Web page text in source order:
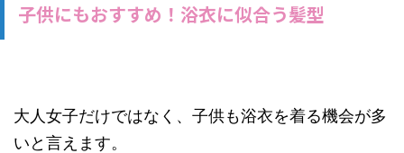
子供にもおすすめ！浴衣に似合う髪型
大人女子だけではなく、子供も浴衣を着る機会が多
いと言えます。